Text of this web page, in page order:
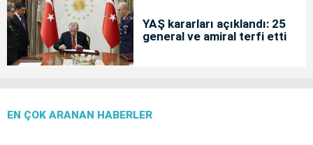
YAŞ kararları açıklandı: 25
general ve amiral terfi etti
EN ÇOK ARANAN HABERLER